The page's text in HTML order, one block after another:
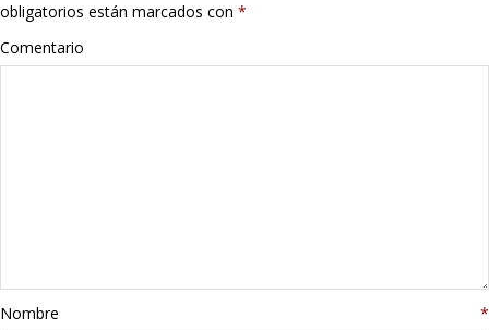
Listas
libros
obligatorios están marcados con *
Comentario
Nombre *